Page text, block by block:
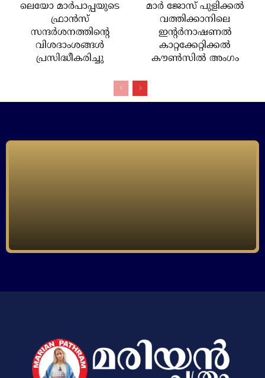
ലെയോ മാര്‍പാപ്പയുടെ
ഫ്രാന്‍സ്
സന്ദര്‍ശനത്തിന്റെ
വിശദാംശങ്ങള്‍
പ്രസിദ്ധീകരിച്ചു
മാര്‍ ജോസ് പുളിക്കല്‍
വത്തിക്കാനിലെ
ഇന്റര്‍നാഷണല്‍
കാറ്റക്കേറ്റിക്കല്‍
കൗണ്‍സില്‍ അംഗം